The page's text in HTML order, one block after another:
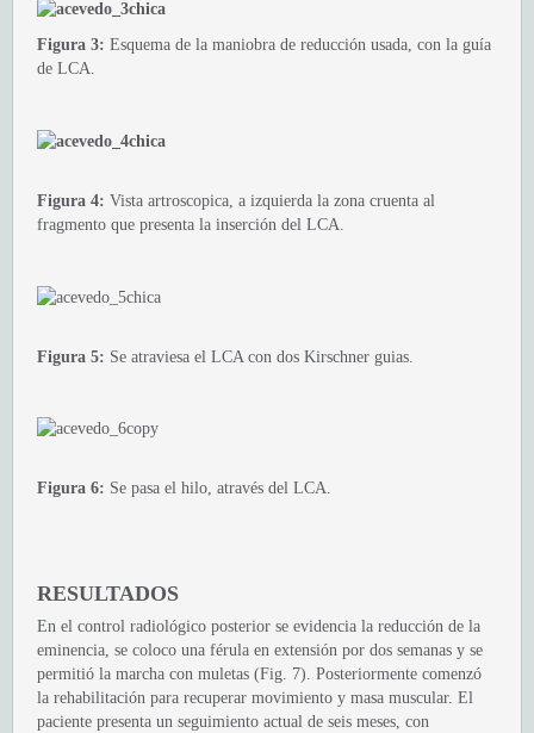
Figura 3: Esquema de la maniobra de reducción usada, con la guía
de LCA.
Figura 4: Vista artroscopica, a izquierda la zona cruenta al
fragmento que presenta la inserción del LCA.
Figura 5: Se atraviesa el LCA con dos Kirschner guias.
Figura 6: Se pasa el hilo, através del LCA.
RESULTADOS
En el control radiológico posterior se evidencia la reducción de la
eminencia, se coloco una férula en extensión por dos semanas y se
permitió la marcha con muletas (Fig. 7). Posteriormente comenzó
la rehabilitación para recuperar movimiento y masa muscular. El
paciente presenta un seguimiento actual de seis meses, con